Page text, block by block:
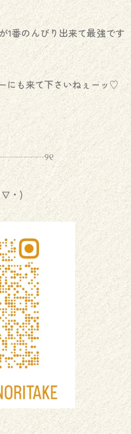
1番のんびり出来て最強です
にも来て下さいねぇーッ♡
∇・)